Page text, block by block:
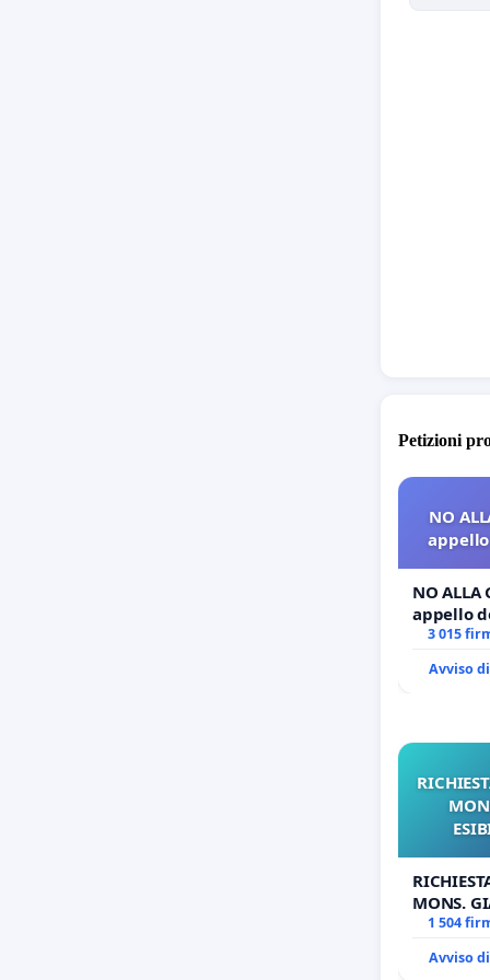
messo
Petizioni
NO
NO ALLA
appello
3 015
Avviso
MONS.
OPERE
1 504
Avviso